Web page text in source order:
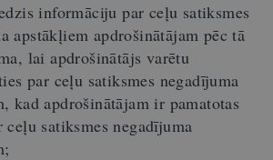
informāciju par ceļu satiksmes
apstākļiem apdrošinātājam pēc tā
lai apdrošinātājs varētu
par ceļu satiksmes negadījuma
kad apdrošinātājam ir pamatotas
ceļu satiksmes negadījuma